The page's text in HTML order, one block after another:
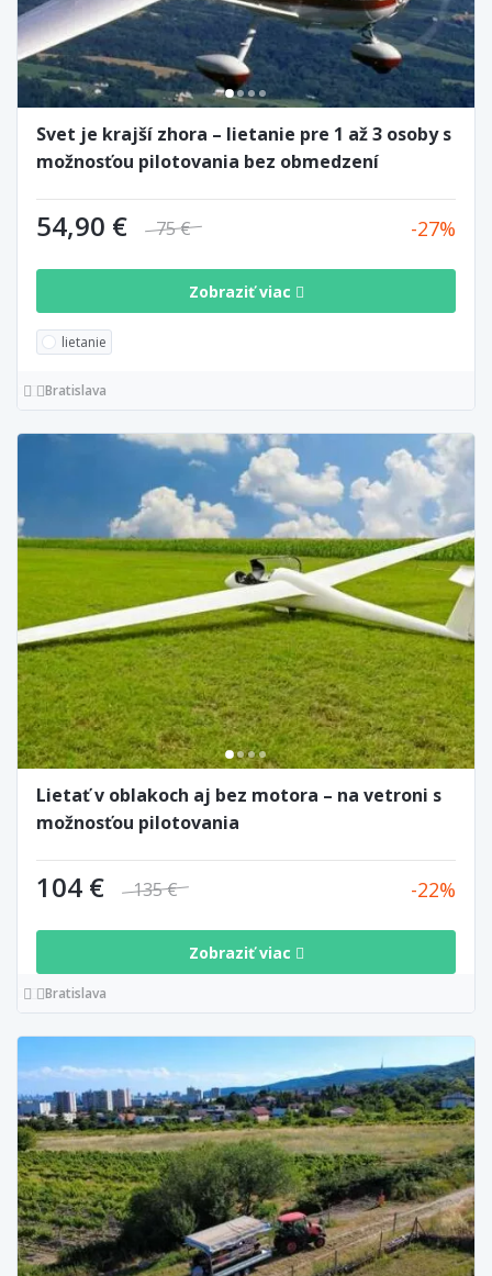
Svet je krajší zhora – lietanie pre 1 až 3 osoby s
možnosťou pilotovania bez obmedzení
54,90 € 75 € 27
Zobraziť viac
lietanie
Bratislava
Lietať v oblakoch aj bez motora – na vetroni s
možnosťou pilotovania
104 € 135 € 22
Zobraziť viac
Bratislava